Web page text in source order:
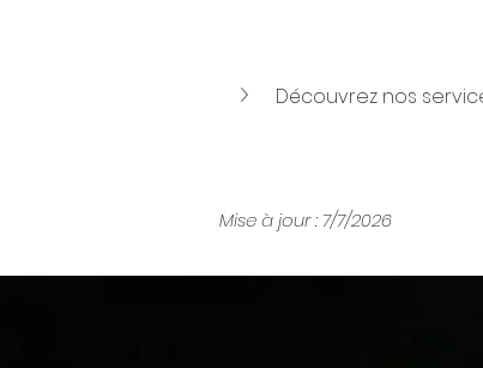
Découvrez nos
Mise à jour : 7/7/2026